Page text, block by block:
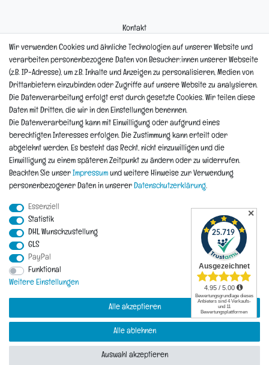
Kontakt
Reklamation
Informationen
Hinweis zur Entsorgung von Altbaterien
*Teil-Widerruf
Impressum Daten­schutz­erklärung Widerrufs­recht
© Copyright 2026 | Alle Rechte vorbehalten.
Wir verwenden Cookies und ähnliche Technologien auf unserer Website und
verarbeiten personenbezogene Daten von Besucher:innen unserer Webseite
(z.B. IP-Adresse), um z.B. Inhalte und Anzeigen zu personalisieren, Medien von
Drittanbietern einzubinden oder Zugriffe auf unsere Website zu analysieren.
Die Datenverarbeitung erfolgt erst durch gesetzte Cookies. Wir teilen diese
Daten mit Dritten, die wir in den Einstellungen benennen.
Die Datenverarbeitung kann mit Einwilligung oder aufgrund eines
berechtigten Interesses erfolgen. Die Zustimmung kann erteilt oder
abgelehnt werden. Es besteht das Recht, nicht einzuwilligen und die
Einwilligung zu einem späteren Zeitpunkt zu ändern oder zu widerrufen.
Beachten Sie unser Impressum und weitere Hinweise zur Verwendung
personenbezogener Daten in unserer Daten­schutz­erklärung.
Essenziell
Statistik
DHL Wunschzustellung
GLS
PayPal
Funktional
Weitere Einstellungen
Alle akzeptieren
Alle ablehnen
Auswahl akzeptieren
✕